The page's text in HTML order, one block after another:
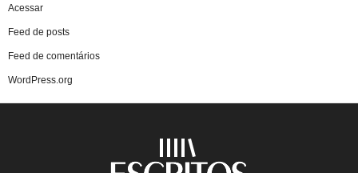
Acessar
Feed de posts
Feed de comentários
WordPress.org